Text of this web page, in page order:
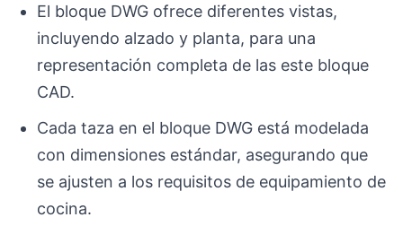
El bloque DWG ofrece diferentes vistas,
incluyendo alzado y planta, para una
representación completa de las este bloque
CAD.
Cada taza en el bloque DWG está modelada
con dimensiones estándar, asegurando que
se ajusten a los requisitos de equipamiento de
cocina.